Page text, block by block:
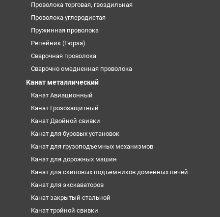
Проволока торговая, гвоздильная
Проволока углеродистая
Пружинная проволока
Репейник (Гюрза)
Сварочная проволока
Сварочно омедненная проволока
Канат металлический
Канат Авиационный
Канат Грозозащитный
Канат Двойной свивки
Канат для буровых установок
Канат для грузоподъемных механизмов
Канат для дорожных машин
Канат для скиповых подъемников доменных печей
Канат для экскаваторов
Канат закрытый стальной
Канат тройной свивки